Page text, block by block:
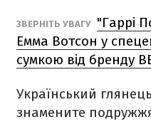
ЗВЕРНІТЬ УВАГУ "Гаррі
Емма Вотсон у
сумкою від бренду
Український
знамените